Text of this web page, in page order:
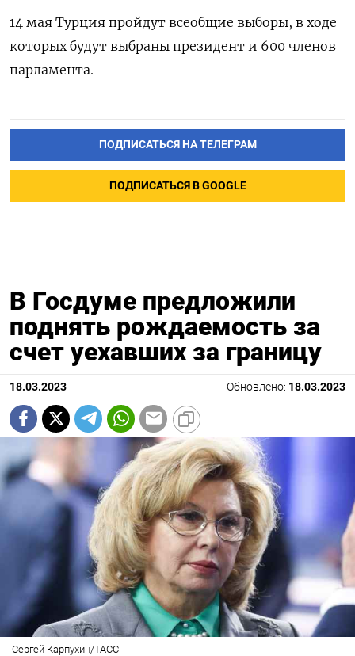
14 мая Турция пройдут всеобщие выборы, в ходе
которых будут выбраны президент и 600 членов
парламента.
ПОДПИСАТЬСЯ НА ТЕЛЕГРАМ
ПОДПИСАТЬСЯ В GOOGLE
В Госдуме предложили
поднять рождаемость за
счет уехавших за границу
18.03.2023 Обновлено: 18.03.2023
Сергей Карпухин/ТАСС